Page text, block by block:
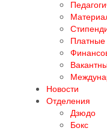
Платные
Новости
Отделения
Дзюдо
Бокс